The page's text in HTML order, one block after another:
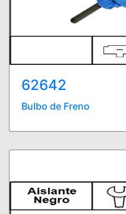
62642
Bulbo de Freno